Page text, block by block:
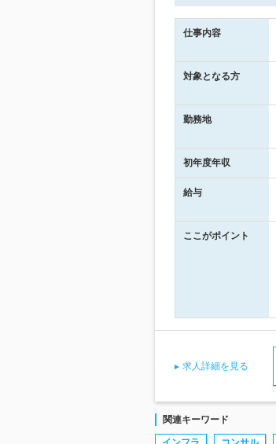
仕事内容
対象となる方
勤務地
初年度年収
給与
ここがポイント
求人詳細を見る
関連キーワード